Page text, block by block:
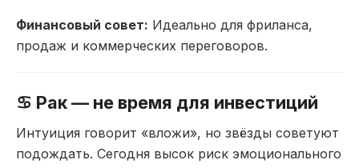
Финансовый совет: Идеально для фриланса,
продаж и коммерческих переговоров.
♋ Рак — не время для инвестиций
Интуиция говорит «вложи», но звёзды советуют
подождать. Сегодня высок риск эмоционального